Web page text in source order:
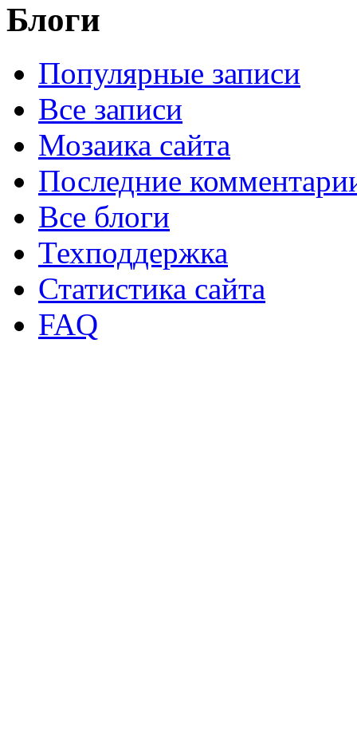
Блоги
Популярные записи
Все записи
Мозаика сайта
Последние
Все блоги
Техподдержка
Статистика сайта
FAQ